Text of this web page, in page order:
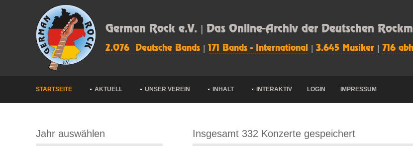
German Rock e.V. | Das Online-Archiv der Deutschen
2.076 Deutsche Bands 171 Bands - International 3.645 Musiker 716
STARTSEITE AKTUELL UNSER VEREIN INHALT INTERAKTIV LOGIN IMPRESSUM
Jahr auswählen Insgesamt 332 Konzerte gespeichert